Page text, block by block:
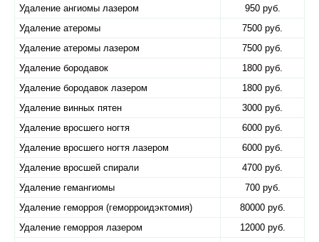
Удаление ангиомы лазером
950 руб.
Удаление атеромы
7500 руб.
Удаление атеромы лазером
7500 руб.
Удаление бородавок
1800 руб.
Удаление бородавок лазером
1800 руб.
Удаление винных пятен
3000 руб.
Удаление вросшего ногтя
6000 руб.
Удаление вросшего ногтя лазером
6000 руб.
Удаление вросшей спирали
4700 руб.
Удаление гемангиомы
700 руб.
Удаление геморроя (геморроидэктомия)
80000 руб.
Удаление геморроя лазером
12000 руб.